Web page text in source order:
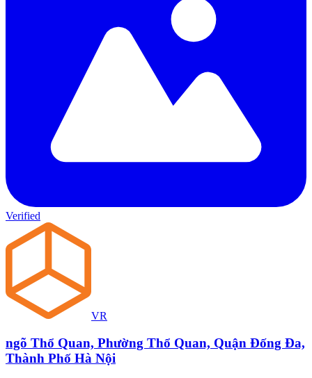
Verified
VR
ngõ Thổ Quan, Phường Thổ Quan, Quận Đống Đa,
Thành Phố Hà Nội